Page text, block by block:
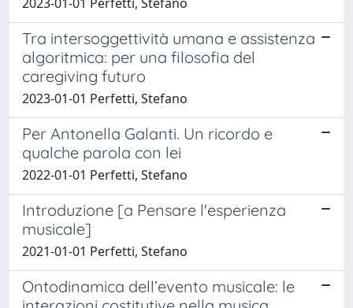
Tra intersoggettività umana e assistenza
algoritmica: per una filosofia del
caregiving futuro
2023-01-01 Perfetti, Stefano
Per Antonella Galanti. Un ricordo e
qualche parola con lei
2022-01-01 Perfetti, Stefano
Introduzione [a Pensare l'esperienza
musicale]
2021-01-01 Perfetti, Stefano
Ontodinamica dell’evento musicale: le